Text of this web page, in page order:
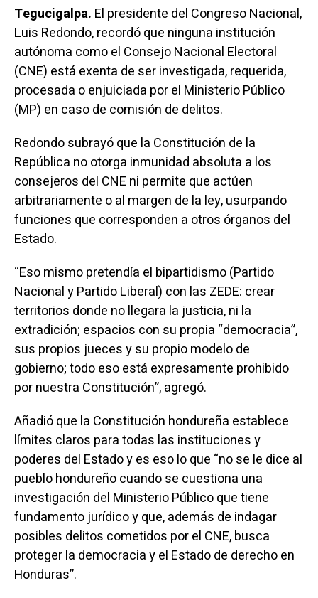
Tegucigalpa. El presidente del Congreso Nacional,
Luis Redondo, recordó que ninguna institución
autónoma como el Consejo Nacional Electoral
(CNE) está exenta de ser investigada, requerida,
procesada o enjuiciada por el Ministerio Público
(MP) en caso de comisión de delitos.
Redondo subrayó que la Constitución de la
República no otorga inmunidad absoluta a los
consejeros del CNE ni permite que actúen
arbitrariamente o al margen de la ley, usurpando
funciones que corresponden a otros órganos del
Estado.
“Eso mismo pretendía el bipartidismo (Partido
Nacional y Partido Liberal) con las ZEDE: crear
territorios donde no llegara la justicia, ni la
extradición; espacios con su propia “democracia”,
sus propios jueces y su propio modelo de
gobierno; todo eso está expresamente prohibido
por nuestra Constitución”, agregó.
Añadió que la Constitución hondureña establece
límites claros para todas las instituciones y
poderes del Estado y es eso lo que “no se le dice al
pueblo hondureño cuando se cuestiona una
investigación del Ministerio Público que tiene
fundamento jurídico y que, además de indagar
posibles delitos cometidos por el CNE, busca
proteger la democracia y el Estado de derecho en
Honduras”.